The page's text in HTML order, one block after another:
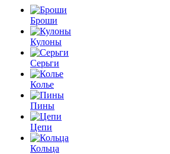
Броши
Кулоны
Серьги
Колье
Пины
Цепи
Кольца